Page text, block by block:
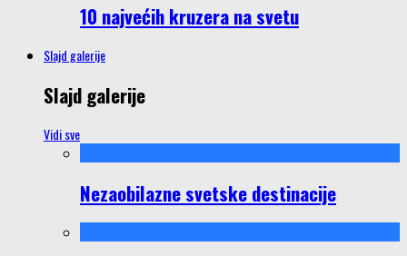
10 najvećih kruzera na svetu
Slajd galerije
Slajd galerije
Vidi sve
Nezaobilazne svetske destinacije